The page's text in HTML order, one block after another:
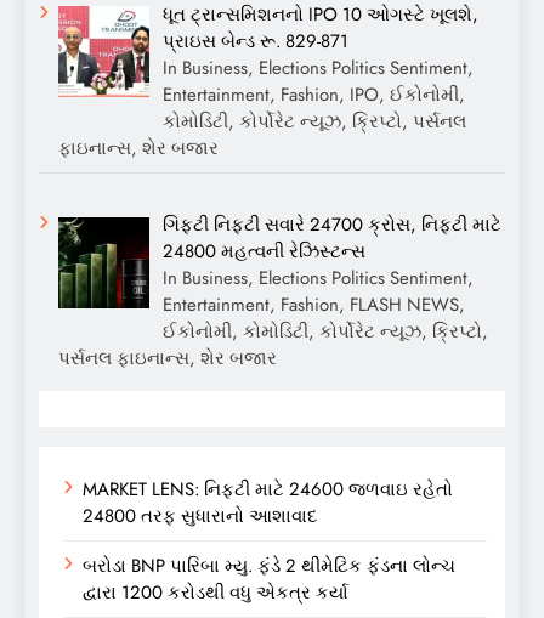
ધૂત ટ્રાન્સમિશનનો IPO 10 ઓગસ્ટે ખૂલશે,
પ્રાઇસ બેન્ડ રૂ. 829-871
In Business, Elections Politics Sentiment,
Entertainment, Fashion, IPO, ઈકોનોમી,
કોમોડિટી, કોર્પોરેટ ન્યૂઝ, ક્રિપ્ટો, પર્સનલ
ફાઇનાન્સ, શેર બજાર
ગિફ્ટી નિફ્ટી સવારે 24700 ક્રોસ, નિફ્ટી માટે
24800 મહત્વની રેઝિસ્ટન્સ
In Business, Elections Politics Sentiment,
Entertainment, Fashion, FLASH NEWS,
ઈકોનોમી, કોમોડિટી, કોર્પોરેટ ન્યૂઝ, ક્રિપ્ટો,
પર્સનલ ફાઇનાન્સ, શેર બજાર
MARKET LENS: નિફ્ટી માટે 24600 જળવાઇ રહેતો
24800 તરફ સુધારાનો આશાવાદ
બરોડા BNP પારિબા મ્યુ. ફંડે 2 થીમેટિક ફંડના લોન્ચ
દ્વારા 1200 કરોડથી વધુ એકત્ર કર્યા